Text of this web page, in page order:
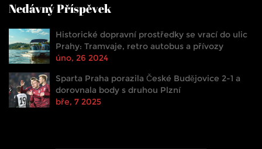
Nedávný Příspěvek
Historické dopravní prostředky se vrací do ulic
Prahy: Tramvaje, retro autobus a přívozy
úno, 26 2024
Sparta Praha porazila České Budějovice 2-1 a
dorovnala body s druhou Plzní
bře, 7 2025